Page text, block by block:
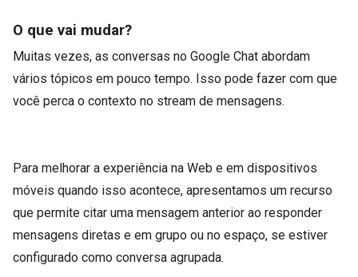
O que vai mudar?
Muitas vezes, as conversas no Google Chat abordam
vários tópicos em pouco tempo. Isso pode fazer com que
você perca o contexto no stream de mensagens.
Para melhorar a experiência na Web e em dispositivos
móveis quando isso acontece, apresentamos um recurso
que permite citar uma mensagem anterior ao responder
mensagens diretas e em grupo ou no espaço, se estiver
configurado como conversa agrupada.